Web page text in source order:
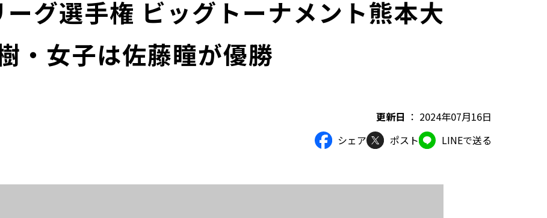
グ選手権 ビッグトーナメント熊本大
・女子は佐藤瞳が優勝
更新日
2024年07月16日
シェア
ポスト LINEで送る